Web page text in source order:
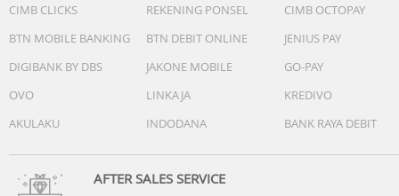
6830mAh/26.78Wh (Rated)
Pengisian Cepat
Mendukung (Maks): SUPERVOOCTM 80W
Kompatibel dengan: SUPERVOOCTM 67W ke bawah, PPS
33W, PD 13,5W
Sidik jari: Didukung
Pengenalan Wajah: Didukung
CIMB CLICKS
REKENING PONSEL
CIMB OCTOPAY
BTN MOBILE BANKING
BTN DEBIT ONLINE
JENIUS PAY
DIGIBANK BY DBS
JAKONE MOBILE
GO-PAY
OVO
LINKAJA
KREDIVO
AKULAKU
INDODANA BANK RAYA DEBIT
AFTER SALES SERVICE